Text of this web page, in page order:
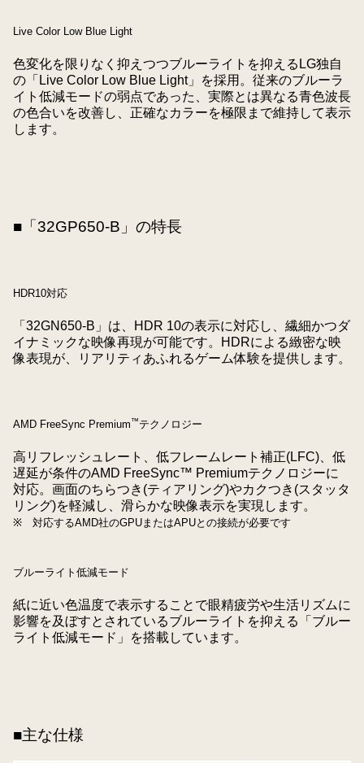
Live Color Low Blue Light
色変化を限りなく抑えつつブルーライトを抑えるLG独自
の「Live Color Low Blue Light」を採用。従来のブルーラ
イト低減モードの弱点であった、実際とは異なる青色波長
の色合いを改善し、正確なカラーを極限まで維持して表示
します。
■「 32GP650-B 」の特長
HDR10対応
「32GN650-B」は、HDR 10の表示に対応し、繊細かつダ
イナミックな映像再現が可能です。HDRによる緻密な映
像表現が、リアリティあふれるゲーム体験を提供します。
AMD FreeSync Premium™テクノロジー
高リフレッシュレート、低フレームレート補正(LFC)、低
遅延が条件のAMD FreeSync™ Premiumテクノロジーに
対応。画面のちらつき(ティアリング)やカクつき(スタッタ
リング)を軽減し、滑らかな映像表示を実現します。
※ 対応するAMD社のGPUまたはAPUとの接続が必要です
ブルーライト低減モード
紙に近い色温度で表示することで眼精疲労や生活リズムに
影響を及ぼすとされているブルーライトを抑える「ブルー
ライト低減モード」を搭載しています。
■主な仕様